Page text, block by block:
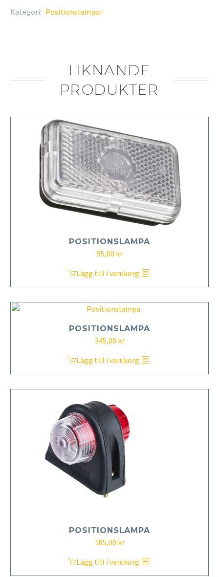
Kategori: Positionslampor
LIKNANDE
PRODUKTER
POSITIONSLAMPA
95,00 kr
Lägg till i varukorg
POSITIONSLAMPA
345,00 kr
Lägg till i varukorg
POSITIONSLAMPA
185,00 kr
Lägg till i varukorg